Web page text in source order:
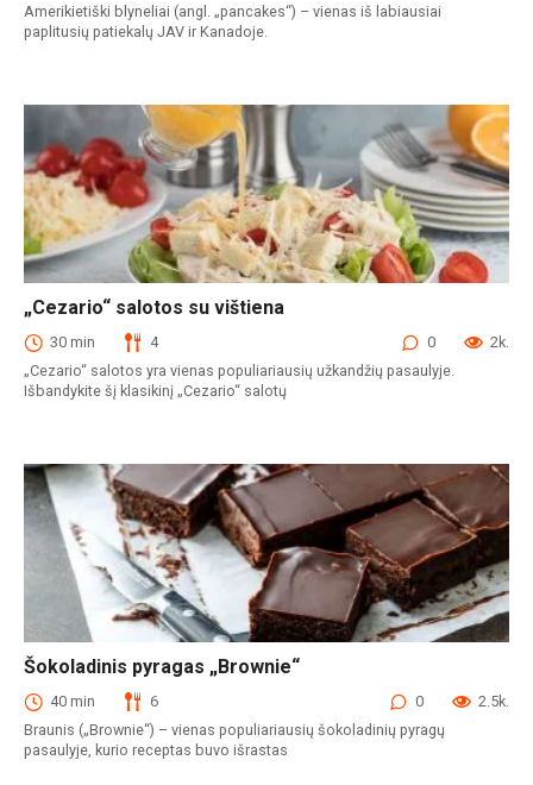
Amerikietiški blyneliai (angl. „pancakes“) – vienas iš labiausiai
paplitusių patiekalų JAV ir Kanadoje.
„Cezario“ salotos su vištiena
30 min 4 0
2k.
„Cezario“ salotos yra vienas populiariausių užkandžių pasaulyje.
Išbandykite šį klasikinį „Cezario“ salotų
Šokoladinis pyragas „Brownie“
40 min 6 0
2.5k.
Braunis („Brownie“) – vienas populiariausių šokoladinių pyragų
pasaulyje, kurio receptas buvo išrastas